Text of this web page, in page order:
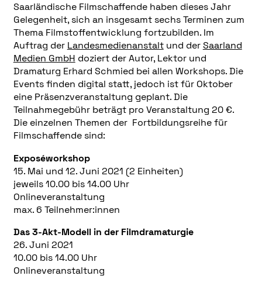
Saarländische Filmschaffende haben dieses Jahr
Gelegenheit, sich an insgesamt sechs Terminen zum
Thema Filmstoffentwicklung fortzubilden. Im
Auftrag der Landesmedienanstaltund derSaarland
Medien GmbH doziert der Autor, Lektor und
Dramaturg Erhard Schmied bei allen Workshops. Die
Events finden digital statt, jedoch ist für Oktober
eine Präsenzveranstaltung geplant. Die
Teilnahmegebühr beträgt pro Veranstaltung 20 €.
Die einzelnen Themen der Fortbildungsreihe für
Filmschaffende sind:
Exposéworkshop
15. Mai und 12. Juni 2021 (2 Einheiten)
jeweils 10.00 bis 14.00 Uhr
Onlineveranstaltung
max. 6 Teilnehmer:innen
Das 3-Akt-Modell in der Filmdramaturgie
26. Juni 2021
10.00 bis 14.00 Uhr
Onlineveranstaltung